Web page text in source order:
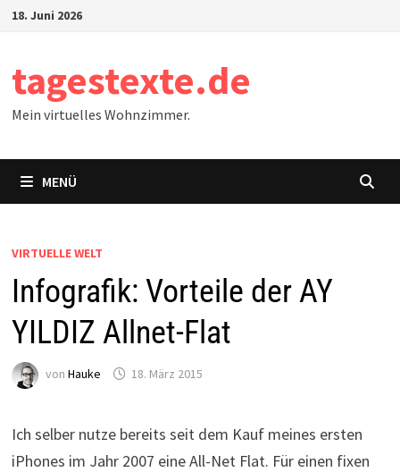
Zum18. Juni 2026
tagestexte.de
Mein virtuelles Wohnzimmer.
MENÜ
VIRTUELLE WELT
Infografik: Vorteile der AY
YILDIZ Allnet-Flat
von Hauke 18. März 2015
Ich selber nutze bereits seit dem Kauf meines ersten
iPhones im Jahr 2007 eine All-Net Flat. Für einen fixen